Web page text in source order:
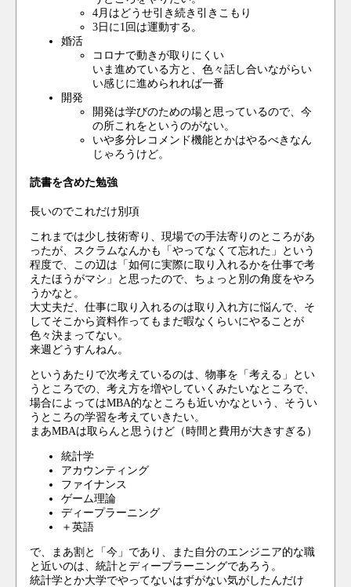
4月はどうせ引き続き引きこもり
3日に1回は運動する。
婚活
コロナで動きが取りにくい
いま進めている方と、色々話し合いながらい
い感じに進められれば一番
開発
開発は学びのための場と思っているので、今
の所これをというのがない。
いや多分レコメンド機能とかはやるべきなん
じゃろうけど。
読書を含めた勉強
長いのでこれだけ別項
これまでは少し技術寄り、現場での手法寄りのところがあ
ったが、スクラムなんかも「やってなくて忘れた」という
程度で、この辺は「如何に実際に取り入れるかを仕事で考
えたほうがマシ」と思ったので、ちょっと別の角度をやろ
うかなと。
大丈夫だ、仕事に取り入れるのは取り入れ方に悩んで、そ
してそこから資料作ってもまだ暇なくらいにやることが
色々決まってない。
来週どうすんねん。
というあたりで次考えているのは、物事を「考える」とい
うところでの、考え方を増やしていくみたいなところで、
場合によってはMBA的なところも近いかなという、そうい
うところの学習を考えていきたい。
まあMBAは取らんと思うけど（時間と費用が大きすぎる）
統計学
アカウンティング
ファイナンス
ゲーム理論
ディープラーニング
＋英語
で、まあ割と「今」であり、また自分のエンジニア的な職
と近いのは、統計とディープラーニングであろう。
統計学とか大学でやってないはずがない気がしたんだけ